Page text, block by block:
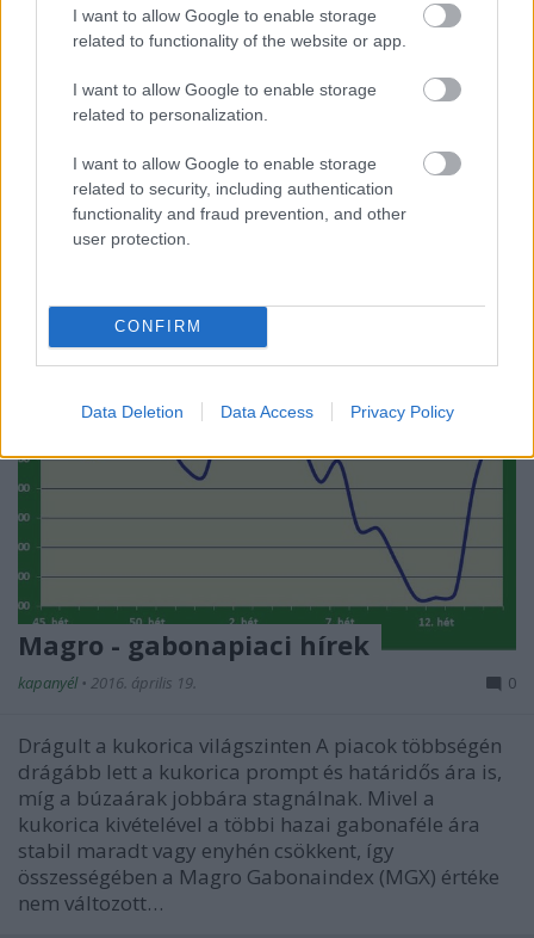
I want to allow Google to enable storage
related to functionality of the website or app.
I want to allow Google to enable storage
related to personalization.
I want to allow Google to enable storage
related to security, including authentication
functionality and fraud prevention, and other
user protection.
CONFIRM
Data Deletion Data Access Privacy Policy
A kukorica drágult, de a folytatás bizonytalan A
kukoricaárak felfelé mozogtak a második negyedév
kezdetével a világban, míg a búza ára
összességében stabil maradt. A magyarországi
történések is illeszkedtek a globális folyamatokba,
ám a változások sokkal kisebbek voltak. A Magro
Gabonaindexen…
Magro - gabonapiaci hírek
kapanyél • 2016. április 19. 0
Drágult a kukorica világszinten A piacok többségén
drágább lett a kukorica prompt és határidős ára is,
míg a búzaárak jobbára stagnálnak. Mivel a
kukorica kivételével a többi hazai gabonaféle ára
stabil maradt vagy enyhén csökkent, így
összességében a Magro Gabonaindex (MGX) értéke
nem változott…